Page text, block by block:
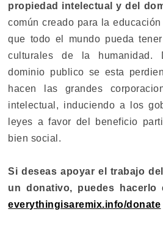
propiedad intelectual y del
común creado para la
que todo el mundo pueda
culturales de la humanidad.
dominio publico se esta
hacen las grandes
intelectual, induciendo a los
leyes a favor del beneficio
bien social.
Si deseas apoyar el trabajo
un donativo, puedes
everythingisaremix.info/donate